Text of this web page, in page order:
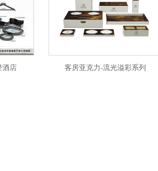
客房亚克力-流光溢彩系列